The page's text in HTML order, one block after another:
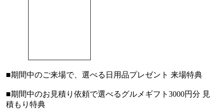
■期間中のご来場で、選べる日用品プレゼント 来場特典
■期間中のお見積り依頼で選べるグルメギフト3000円分 見
積もり特典